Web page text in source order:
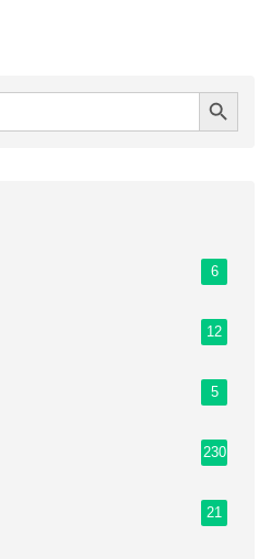
Search Button
6
12
5
230
21